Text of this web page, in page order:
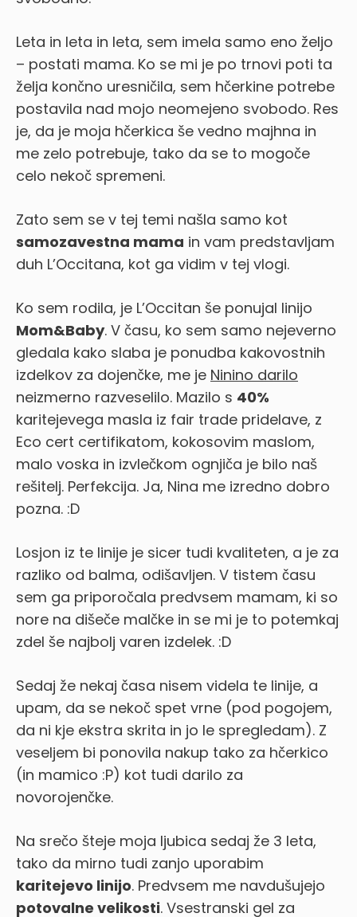
Leta in leta in leta, sem imela samo eno željo
– postati mama. Ko se mi je po trnovi poti ta
želja končno uresničila, sem hčerkine potrebe
postavila nad mojo neomejeno svobodo. Res
je, da je moja hčerkica še vedno majhna in
me zelo potrebuje, tako da se to mogoče
celo nekoč spremeni.
Zato sem se v tej temi našla samo kot
samozavestna mama in vam predstavljam
duh L’Occitana, kot ga vidim v tej vlogi.
Ko sem rodila, je L’Occitan še ponujal linijo
Mom&Baby. V času, ko sem samo nejeverno
gledala kako slaba je ponudba kakovostnih
izdelkov za dojenčke, me je Ninino darilo
neizmerno razveselilo. Mazilo s 40%
karitejevega masla iz fair trade pridelave, z
Eco cert certifikatom, kokosovim maslom,
malo voska in izvlečkom ognjiča je bilo naš
rešitelj. Perfekcija. Ja, Nina me izredno dobro
pozna. :D
Losjon iz te linije je sicer tudi kvaliteten, a je za
razliko od balma, odišavljen. V tistem času
sem ga priporočala predvsem mamam, ki so
nore na dišeče malčke in se mi je to potemkaj
zdel še najbolj varen izdelek. :D
Sedaj že nekaj časa nisem videla te linije, a
upam, da se nekoč spet vrne (pod pogojem,
da ni kje ekstra skrita in jo le spregledam). Z
veseljem bi ponovila nakup tako za hčerkico
(in mamico :P) kot tudi darilo za
novorojenčke.
Na srečo šteje moja ljubica sedaj že 3 leta,
tako da mirno tudi zanjo uporabim
karitejevo linijo. Predvsem me navdušujejo
potovalne velikosti. Vsestranski gel za